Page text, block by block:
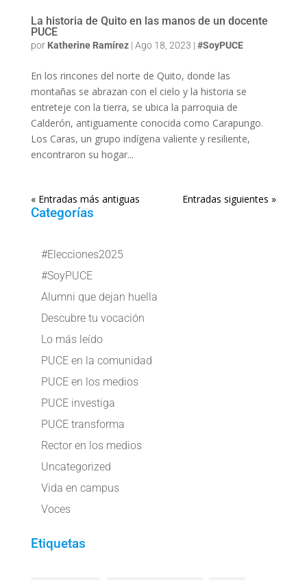
La historia de Quito en las manos de un docente
PUCE
por Katherine Ramírez| Ago 18, 2023 | #SoyPUCE
En los rincones del norte de Quito, donde las
montañas se abrazan con el cielo y la historia se
entreteje con la tierra, se ubica la parroquia de
Calderón, antiguamente conocida como Carapungo.
Los Caras, un grupo indígena valiente y resiliente,
encontraron su hogar...
« Entradas más antiguas Entradas siguientes »
Categorías
#Elecciones2025
#SoyPUCE
Alumni que dejan huella
Descubre tu vocación
Lo más leído
PUCE en la comunidad
PUCE en los medios
PUCE investiga
PUCE transforma
Rector en los medios
Uncategorized
Vida en campus
Voces
Etiquetas